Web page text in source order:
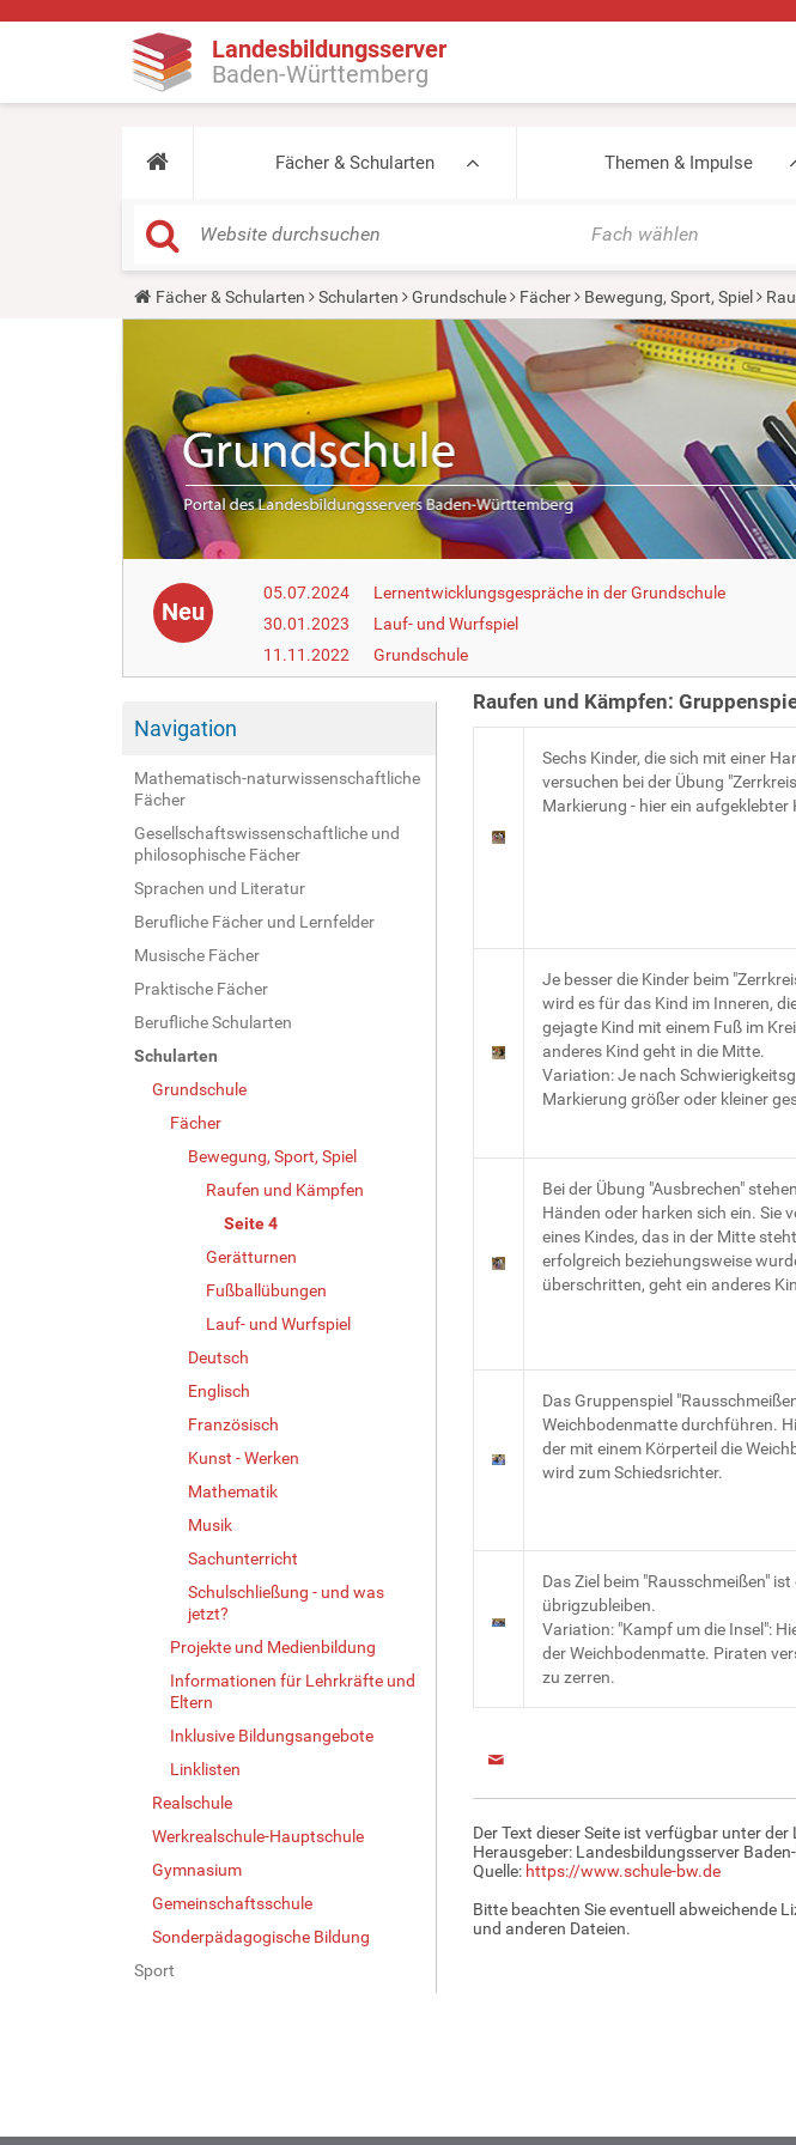
Landesbildungsserver
Baden-Württemberg
Fächer & Schularten Themen & Impulse
Fach wählen
Y
o
e
r
e
Fächer & Schularten Schularten Grundschule Fächer Bewegung, Sport, Spiel
Neu
05.07.2024
Lernentwicklungsgespräche in der Grundschule
30.01.2023
Lauf- und Wurfspiel
11.11.2022
Grundschule
Navigation
Mathematisch-naturwissenschaftliche
Fächer
Gesellschaftswissenschaftliche und
philosophische Fächer
Sprachen und Literatur
Berufliche Fächer und Lernfelder
Musische Fächer
Praktische Fächer
Berufliche Schularten
Schularten
Grundschule
Fächer
Bewegung, Sport, Spiel
Raufen und Kämpfen
Seite 4
Gerätturnen
Fußballübungen
Lauf- und Wurfspiel
Deutsch
Englisch
Französisch
Kunst - Werken
Mathematik
Musik
Sachunterricht
Schulschließung - und was
jetzt?
Projekte und Medienbildung
Informationen für Lehrkräfte und
Eltern
Inklusive Bildungsangebote
Linklisten
Realschule
Werkrealschule-Hauptschule
Gymnasium
Gemeinschaftsschule
Sonderpädagogische Bildung
Sport
Raufen und Kämpfen:
Sechs Kinder, die sich mit einer
versuchen bei der Übung
Markierung - hier ein aufgeklebter
Je besser die Kinder beim
wird es für das Kind im Inneren,
gejagte Kind mit einem Fuß im
anderes Kind geht in die Mitte.
Variation: Je nach
Markierung größer oder kleiner
Bei der Übung "Ausbrechen"
Händen oder harken sich ein. Sie
eines Kindes, das in der Mitte
erfolgreich beziehungsweise
überschritten, geht ein anderes
Das Gruppenspiel
Weichbodenmatte durchführen.
der mit einem Körperteil die
wird zum Schiedsrichter.
Das Ziel beim "Rausschmeißen"
übrigzubleiben.
Variation: "Kampf um die Insel":
der Weichbodenmatte. Piraten
zu zerren.
Der Text dieser Seite ist verfügbar unter der
Herausgeber: Landesbildungsserver
Quelle: https://www.schule-bw.de
Bitte beachten Sie eventuell abweichende
und anderen Dateien.